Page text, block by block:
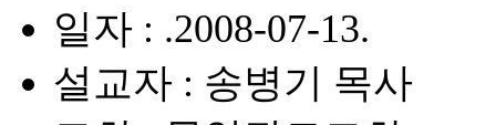
일자 : .2008-07-13.
설교자 : 송병기 목사